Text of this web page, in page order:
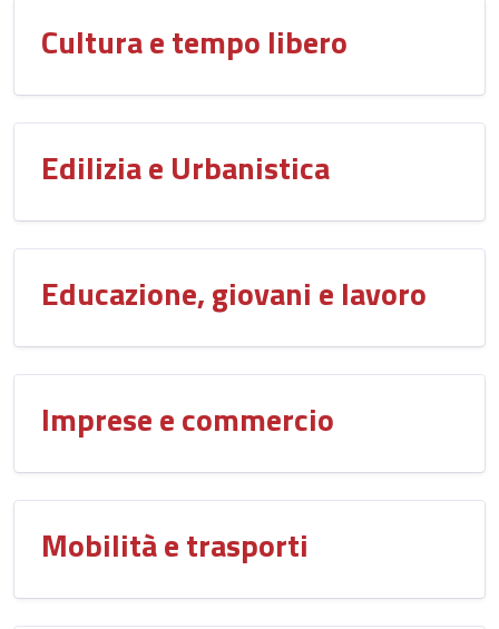
Cultura e tempo libero
Edilizia e Urbanistica
Educazione, giovani e lavoro
Imprese e commercio
Mobilità e trasporti